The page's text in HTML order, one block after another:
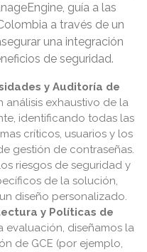
guía a las
a través de un
una integración
de seguridad.
y Auditoría de
análisis exhaustivo de la
identificando todas las
críticos, usuarios y los
gestión de contraseñas.
riesgos de seguridad y
de la solución,
diseño personalizado.
y Políticas de
evaluación, diseñamos la
de GCE (por ejemplo,